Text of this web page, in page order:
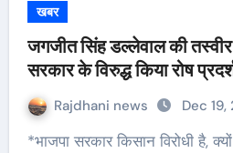
खबर
जगजीत सिंह डल्लेवाल की
सरकार के विरुद्ध किया रोष
Rajdhani news Dec
*भाजपा सरकार किसान विरोधी है, क्यों नहीं करती किसानो के हित